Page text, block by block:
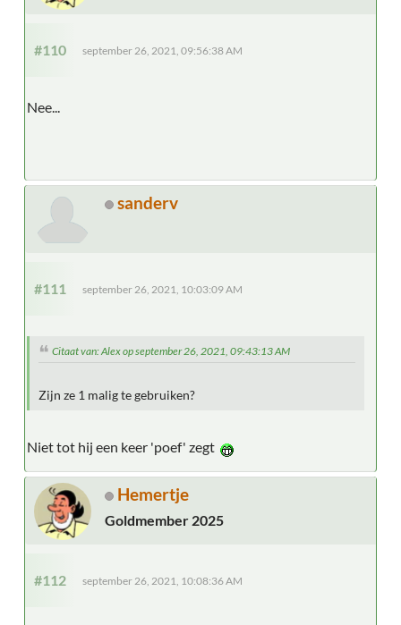
#110 september 26, 2021, 09:56:38 AM
Nee...
sanderv
#111 september 26, 2021, 10:03:09 AM
Citaat van: Alex op september 26, 2021, 09:43:13 AM
Zijn ze 1 malig te gebruiken?
Niet tot hij een keer 'poef' zegt
Hemertje
Goldmember 2025
#112 september 26, 2021, 10:08:36 AM